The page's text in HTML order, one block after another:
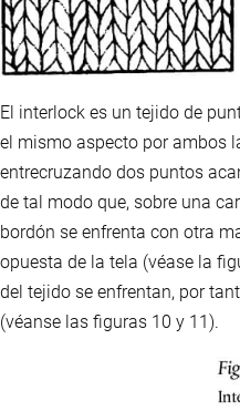
El interlock es un tejido de
el mismo aspecto por ambos
entrecruzando dos puntos
de tal modo que, sobre una
bordón se enfrenta con otra
opuesta de la tela (véase la
del tejido se enfrentan, por
(véanse las figuras 10 y 11).